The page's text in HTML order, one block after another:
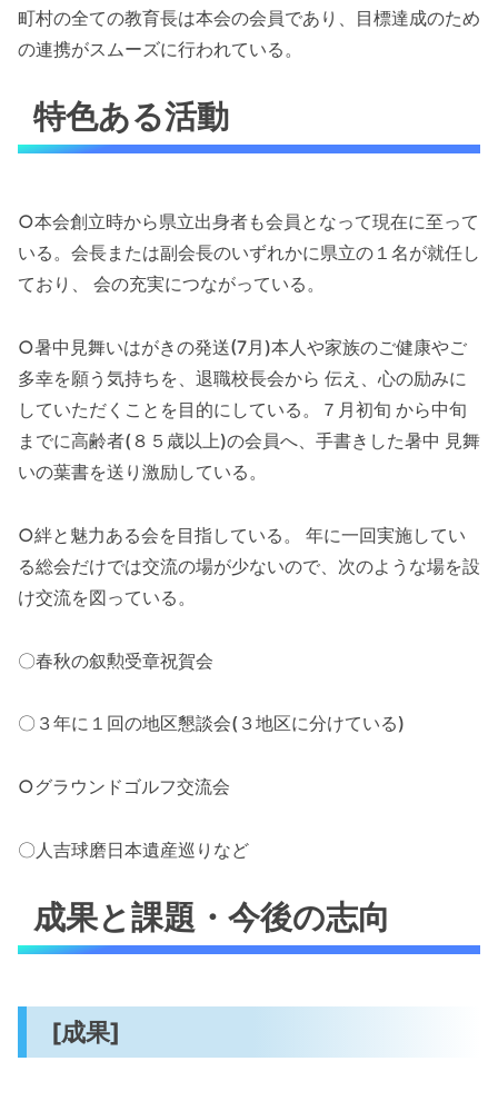
町村の全ての教育長は本会の会員であり、目標達成のため
の連携がスムーズに行われている。
特色ある活動
○本会創立時から県立出身者も会員となって現在に至って
いる。会長または副会長のいずれかに県立の１名が就任し
ており、 会の充実につながっている。
○暑中見舞いはがきの発送(7月)本人や家族のご健康やご
多幸を願う気持ちを、退職校長会から 伝え、心の励みに
していただくことを目的にしている。７月初旬 から中旬
までに高齢者(８５歳以上)の会員へ、手書きした暑中 見舞
いの葉書を送り激励している。
○絆と魅力ある会を目指している。 年に一回実施してい
る総会だけでは交流の場が少ないので、次のような場を設
け交流を図っている。
〇春秋の叙勲受章祝賀会
〇３年に１回の地区懇談会(３地区に分けている)
○グラウンドゴルフ交流会
〇人吉球磨日本遺産巡りなど
成果と課題・今後の志向
[成果]